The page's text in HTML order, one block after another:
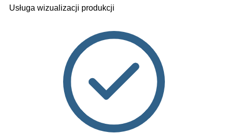
Usługa wizualizacji produkcji